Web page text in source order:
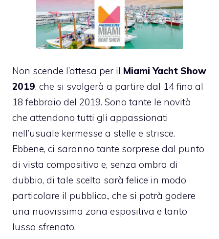
Non scende l’attesa per il Miami Yacht Show
2019, che si svolgerà a partire dal 14 fino al
18 febbraio del 2019. Sono tante le novità
che attendono tutti gli appassionati
nell’usuale kermesse a stelle e strisce.
Ebbene, ci saranno tante sorprese dal punto
di vista compositivo e, senza ombra di
dubbio, di tale scelta sarà felice in modo
particolare il pubblico., che si potrà godere
una nuovissima zona espositiva e tanto
lusso sfrenato.